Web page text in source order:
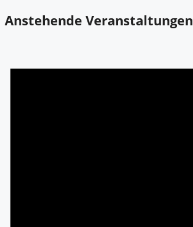
Anstehende Veranstaltungen